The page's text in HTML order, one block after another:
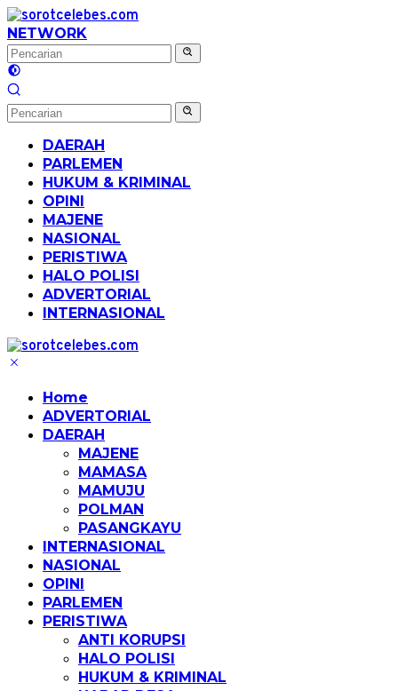
Langsung
ke
konten
NETWORK
DAERAH
PARLEMEN
HUKUM & KRIMINAL
OPINI
MAJENE
NASIONAL
PERISTIWA
HALO POLISI
ADVERTORIAL
INTERNASIONAL
Home
ADVERTORIAL
DAERAH
MAJENE
MAMASA
MAMUJU
POLMAN
PASANGKAYU
INTERNASIONAL
NASIONAL
OPINI
PARLEMEN
PERISTIWA
ANTI KORUPSI
HALO POLISI
HUKUM & KRIMINAL